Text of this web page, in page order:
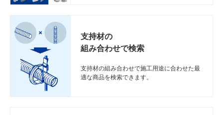
支持材の
組み合わせで検索
支持材の組み合わせで施工用途に合わせた最
適な商品を検索できます。